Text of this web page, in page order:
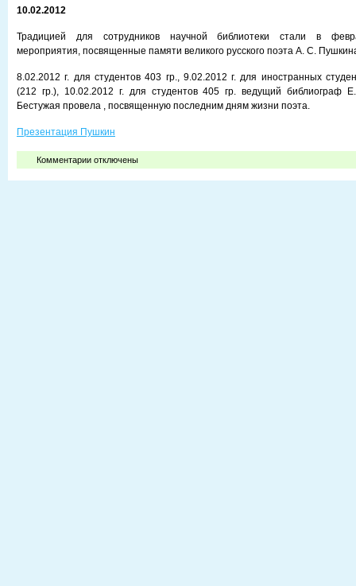
10.02.2012
Традицией для сотрудников научной библиотеки стали в
мероприятия, посвященные памяти великого русского поэта А. С.
8.02.2012 г. для студентов 403 гр., 9.02.2012 г. для иностранных
(212 гр.), 10.02.2012 г. для студентов 405 гр. ведущий библиограф
Бестужая провела , посвященную последним дням жизни поэта.
Презентация Пушкин
Комментариик
записи
отключены